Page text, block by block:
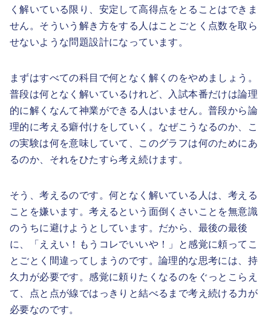
く解いている限り、安定して高得点をとることはできま
せん。そういう解き方をする人はことごとく点数を取ら
せないような問題設計になっています。
まずはすべての科目で何となく解くのをやめましょう。
普段は何となく解いているけれど、入試本番だけは論理
的に解くなんて神業ができる人はいません。普段から論
理的に考える癖付けをしていく。なぜこうなるのか、こ
の実験は何を意味していて、このグラフは何のためにあ
るのか、それをひたすら考え続けます。
そう、考えるのです。何となく解いている人は、考える
ことを嫌います。考えるという面倒くさいことを無意識
のうちに避けようとしています。だから、最後の最後
に、「ええい！もうコレでいいや！」と感覚に頼ってこ
とごとく間違ってしまうのです。論理的な思考には、持
久力が必要です。感覚に頼りたくなるのをぐっとこらえ
て、点と点が線ではっきりと結べるまで考え続ける力が
必要なのです。